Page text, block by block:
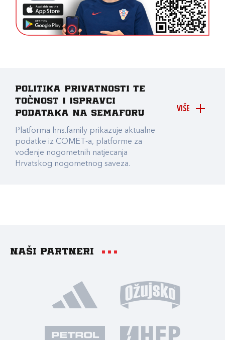
VIŠE
Politika privatnosti te
točnost i ispravci
podataka na Semaforu
Platforma hns.family prikazuje aktualne
podatke iz COMET-a, platforme za
vođenje nogometnih natjecanja
Hrvatskog nogometnog saveza.
Naši partneri